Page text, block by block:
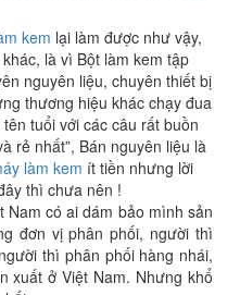
kem lại làm được như vậy,
là vì Bột làm kem tập
nguyên liệu, chuyên thiết bị
thương hiệu khác chạy đua
tuổi với các câu rất buồn
rẻ nhất”, Bán nguyên liệu là
làm kem ít tiền nhưng lời
thì chưa nên !
Nam có ai dám bảo mình sản
đơn vị phân phối, người thì
thì phân phối hàng nhái,
xuất ở Việt Nam. Nhưng khổ